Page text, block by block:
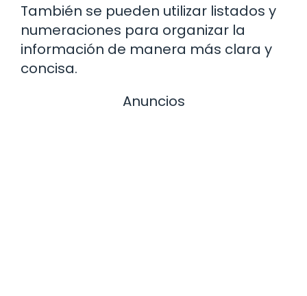
También se pueden utilizar listados y
numeraciones para organizar la
información de manera más clara y
concisa.
Anuncios